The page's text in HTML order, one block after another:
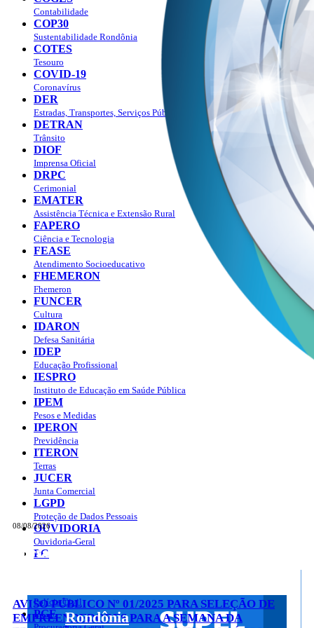
08/08/2026
Portal do Governo do
Rondônia
Contabilidade
COP30
Sustentabilidade Rondônia
COTES
Tesouro
COVID-19
Coronavírus
DER
Estradas, Transportes, Serviços Públicos
DETRAN
Trânsito
DIOF
Imprensa Oficial
DRPC
Cerimonial
EMATER
Assistência Técnica e Extensão Rural
FAPERO
Ciência e Tecnologia
FEASE
Atendimento Socioeducativo
FHEMERON
Fhemeron
FUNCER
Cultura
IDARON
Defesa Sanitária
IDEP
Educação Profissional
IESPRO
Instituto de Educação em Saúde Pública
IPEM
Pesos e Medidas
IPERON
Previdência
ITERON
Terras
JUCER
Junta Comercial
LGPD
Proteção de Dados Pessoais
OUVIDORIA
Ouvidoria-Geral
PC
Polícia Civil
PGE
AVISO PÚBLICO Nº 01/2025 PARA SELEÇÃO DE
EMPREENDEDORES PARA A SEMANA DA